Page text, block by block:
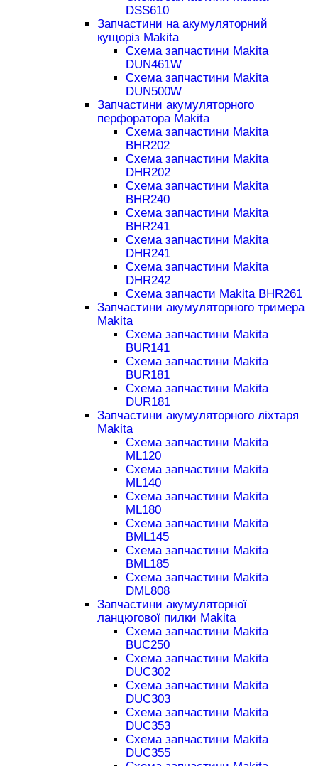
DSS610
Запчастини на акумуляторний
кущоріз Makita
Схема запчастини Makita
DUN461W
Схема запчастини Makita
DUN500W
Запчастини акумуляторного
перфоратора Makita
Схема запчастини Makita
BHR202
Схема запчастини Makita
DHR202
Схема запчастини Makita
BHR240
Схема запчастини Makita
BHR241
Схема запчастини Makita
DHR241
Схема запчастини Makita
DHR242
Схема запчасти Makita BHR261
Запчастини акумуляторного тримера
Makita
Схема запчастини Makita
BUR141
Схема запчастини Makita
BUR181
Схема запчастини Makita
DUR181
Запчастини акумуляторного ліхтаря
Makita
Схема запчастини Makita
ML120
Схема запчастини Makita
ML140
Схема запчастини Makita
ML180
Схема запчастини Makita
BML145
Схема запчастини Makita
BML185
Схема запчастини Makita
DML808
Запчастини акумуляторної
ланцюгової пилки Makita
Схема запчастини Makita
BUC250
Схема запчастини Makita
DUC302
Схема запчастини Makita
DUC303
Схема запчастини Makita
DUC353
Схема запчастини Makita
DUC355